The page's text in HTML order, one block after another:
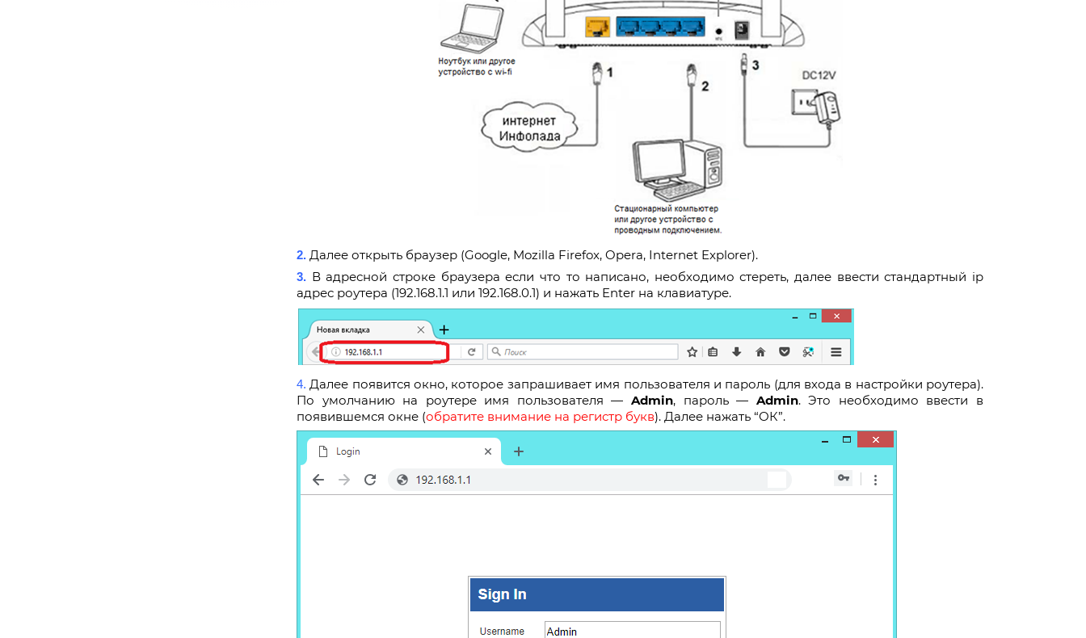
2. Далее открыть браузер (Google, Mozilla Firefox, Opera, Internet Explorer).
3. В адресной строке браузера если что то написано, необходимо стереть, далее ввести стандартный ip
адрес роутера (192.168.1.1 или 192.168.0.1) и нажать Enter на клавиатуре.
4. Далее появится окно, которое запрашивает имя пользователя и пароль (для входа в настройки роутера).
По умолчанию на роутере имя пользователя — Admin, пароль — Admin. Это необходимо ввести в
появившемся окне (обратите внимание на регистр букв). Далее нажать “ОК”.